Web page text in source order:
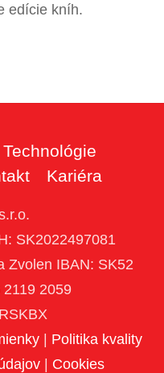
edície kníh.
Technológie
Kariéra
SK2022497081
Zvolen IBAN: SK52
2119 2059
Politika kvality
| Cookies